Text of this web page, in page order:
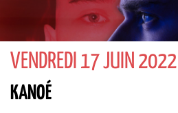
VENDREDI 17 JUIN
KANOÉ